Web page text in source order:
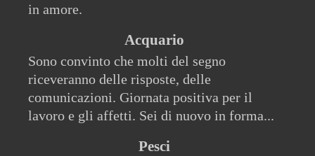
in amore.
Acquario
Sono convinto che molti del segno
riceveranno delle risposte, delle
comunicazioni. Giornata positiva per il
lavoro e gli affetti. Sei di nuovo in forma...
Pesci